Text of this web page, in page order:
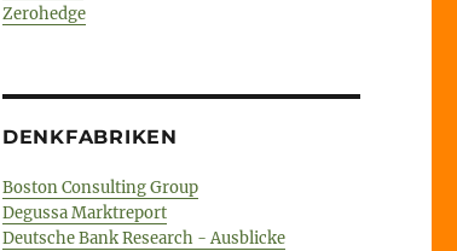
Zerohedge
DENKFABRIKEN
Boston Consulting Group
Degussa Marktreport
Deutsche Bank Research - Ausblicke